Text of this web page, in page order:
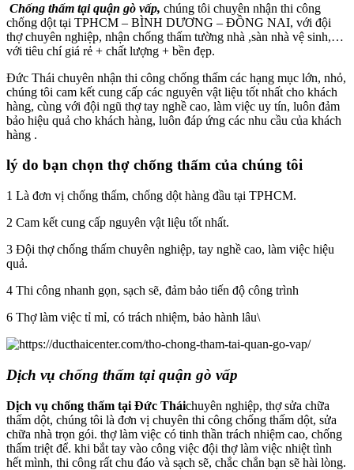
Chống thấm tại quận gò vấp, chúng tôi chuyên nhận thi công
chống dột tại TPHCM – BÌNH DƯƠNG – ĐỒNG NAI, với đội
thợ chuyên nghiệp, nhận chống thấm tường nhà ,sàn nhà vệ sinh,…
với tiêu chí giá rẻ + chất lượng + bền đẹp.
Đức Thái chuyên nhận thi công chống thấm các hạng mục lớn, nhỏ,
chúng tôi cam kết cung cấp các nguyên vật liệu tốt nhất cho khách
hàng, cùng với đội ngũ thợ tay nghề cao, làm việc uy tín, luôn đảm
bảo hiệu quả cho khách hàng, luôn đáp ứng các nhu cầu của khách
hàng .
lý do bạn chọn thợ chống thấm của chúng tôi
1 Là đơn vị chống thấm, chống dột hàng đầu tại TPHCM.
2 Cam kết cung cấp nguyên vật liệu tốt nhất.
3 Đội thợ chống thấm chuyên nghiệp, tay nghề cao, làm việc hiệu
quả.
4 Thi công nhanh gọn, sạch sẽ, đảm bảo tiến độ công trình
6 Thợ làm việc tỉ mỉ, có trách nhiệm, bảo hành lâu\
Dịch vụ chống thấm tại quận gò vấp
Dịch vụ chống thấm tại Đức Tháichuyên nghiệp, thợ sửa chữa
thấm dột, chúng tôi là đơn vị chuyên thi công chống thấm dột, sửa
chữa nhà trọn gói. thợ làm việc có tinh thần trách nhiệm cao, chống
thấm triệt để. khi bắt tay vào công việc đội thợ làm việc nhiệt tình
hết mình, thi công rất chu đáo và sạch sẽ, chắc chắn bạn sẽ hài lòng.